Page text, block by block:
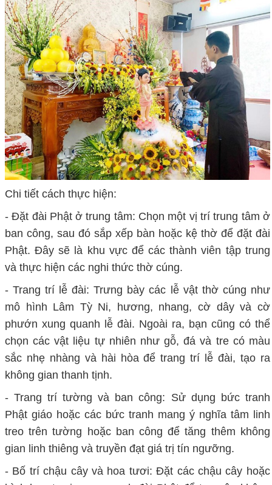
Chi tiết cách thực hiện:
- Đặt đài Phật ở trung tâm: Chọn một vị trí trung tâm ở
ban công, sau đó sắp xếp bàn hoặc kệ thờ để đặt đài
Phật. Đây sẽ là khu vực để các thành viên tập trung
và thực hiện các nghi thức thờ cúng.
- Trang trí lễ đài: Trưng bày các lễ vật thờ cúng như
mô hình Lâm Tỳ Ni, hương, nhang, cờ dây và cờ
phướn xung quanh lễ đài. Ngoài ra, bạn cũng có thể
chọn các vật liệu tự nhiên như gỗ, đá và tre có màu
sắc nhẹ nhàng và hài hòa để trang trí lễ đài, tạo ra
không gian thanh tịnh.
- Trang trí tường và ban công: Sử dụng bức tranh
Phật giáo hoặc các bức tranh mang ý nghĩa tâm linh
treo trên tường hoặc ban công để tăng thêm không
gian linh thiêng và truyền đạt giá trị tín ngưỡng.
- Bố trí chậu cây và hoa tươi: Đặt các chậu cây hoặc